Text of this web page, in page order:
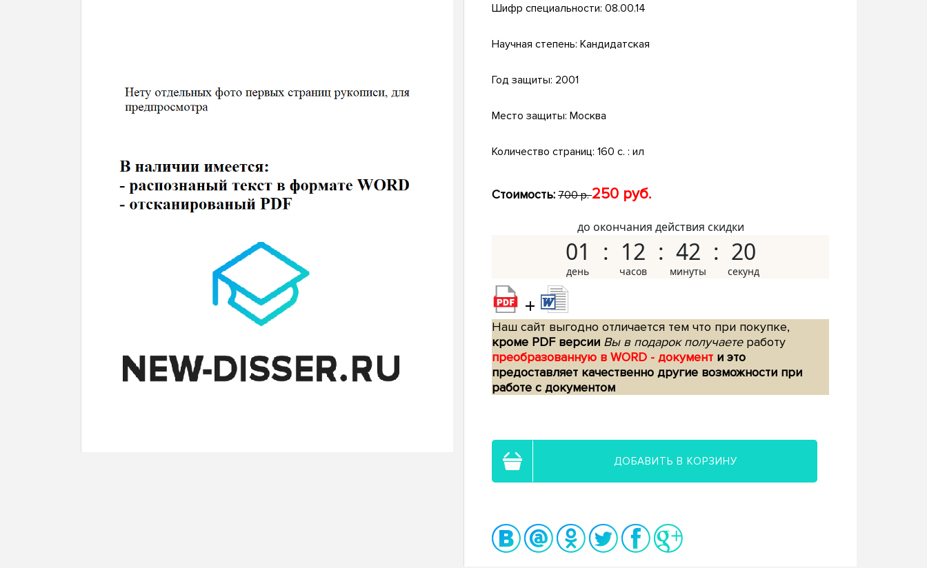
Шифр специальности: 08.00.14
Научная степень: Кандидатская
Год защиты: 2001
Место защиты: Москва
Количество страниц: 160 с. : ил
Стоимость: 700 р.250 руб.
до окончания действия скидки
01 12 42 19
+
Наш сайт выгодно отличается тем что при покупке,
кроме PDF версии Вы в подарок получаетеработу
преобразованную в WORD - документ и это
предоставляет качественно другие возможности при
работе с документом
ДОБАВИТЬ В КОРЗИНУ